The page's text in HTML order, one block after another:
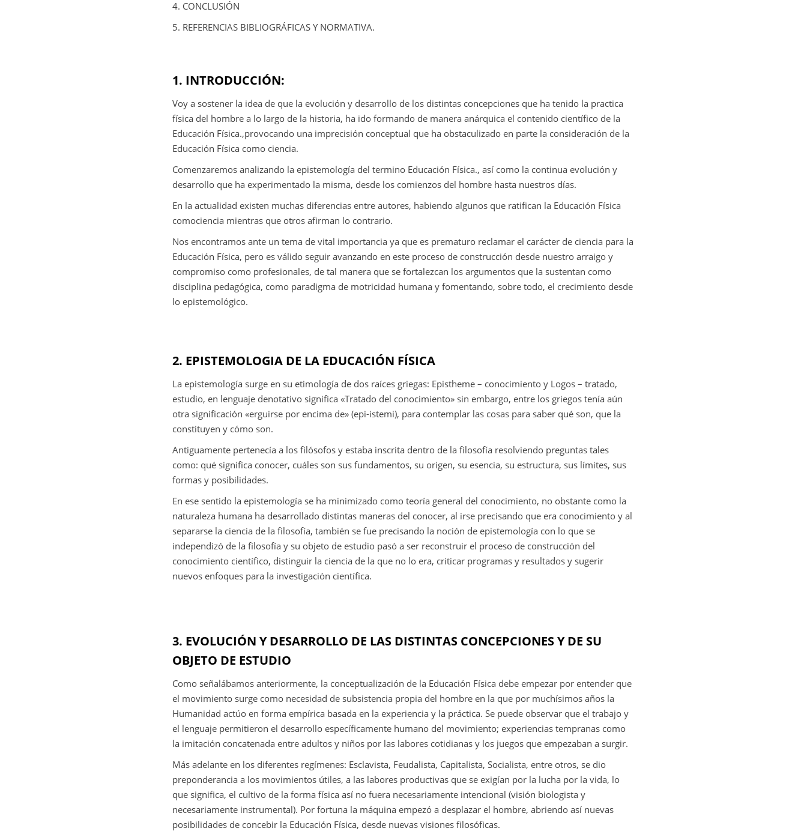
4. CONCLUSIÓN
5. REFERENCIAS BIBLIOGRÁFICAS Y NORMATIVA.
1. INTRODUCCIÓN:
Voy a sostener la idea de que la evolución y desarrollo de los distintas concepciones que ha tenido la practica
física del hombre a lo largo de la historia, ha ido formando de manera anárquica el contenido científico de la
Educación Física.,provocando una imprecisión conceptual que ha obstaculizado en parte la consideración de la
Educación Física como ciencia.
Comenzaremos analizando la epistemología del termino Educación Física., así como la continua evolución y
desarrollo que ha experimentado la misma, desde los comienzos del hombre hasta nuestros días.
En la actualidad existen muchas diferencias entre autores, habiendo algunos que ratifican la Educación Física
comociencia mientras que otros afirman lo contrario.
Nos encontramos ante un tema de vital importancia ya que es prematuro reclamar el carácter de ciencia para la
Educación Física, pero es válido seguir avanzando en este proceso de construcción desde nuestro arraigo y
compromiso como profesionales, de tal manera que se fortalezcan los argumentos que la sustentan como
disciplina pedagógica, como paradigma de motricidad humana y fomentando, sobre todo, el crecimiento desde
lo epistemológico.
2. EPISTEMOLOGIA DE LA EDUCACIÓN FÍSICA
La epistemología surge en su etimología de dos raíces griegas: Epistheme – conocimiento y Logos – tratado,
estudio, en lenguaje denotativo significa «Tratado del conocimiento» sin embargo, entre los griegos tenía aún
otra significación «erguirse por encima de» (epi-istemi), para contemplar las cosas para saber qué son, que la
constituyen y cómo son.
Antiguamente pertenecía a los filósofos y estaba inscrita dentro de la filosofía resolviendo preguntas tales
como: qué significa conocer, cuáles son sus fundamentos, su origen, su esencia, su estructura, sus límites, sus
formas y posibilidades.
En ese sentido la epistemología se ha minimizado como teoría general del conocimiento, no obstante como la
naturaleza humana ha desarrollado distintas maneras del conocer, al irse precisando que era conocimiento y al
separarse la ciencia de la filosofía, también se fue precisando la noción de epistemología con lo que se
independizó de la filosofía y su objeto de estudio pasó a ser reconstruir el proceso de construcción del
conocimiento científico, distinguir la ciencia de la que no lo era, criticar programas y resultados y sugerir
nuevos enfoques para la investigación científica.
3. EVOLUCIÓN Y DESARROLLO DE LAS DISTINTAS CONCEPCIONES Y DE SU
OBJETO DE ESTUDIO
Como señalábamos anteriormente, la conceptualización de la Educación Física debe empezar por entender que
el movimiento surge como necesidad de subsistencia propia del hombre en la que por muchísimos años la
Humanidad actúo en forma empírica basada en la experiencia y la práctica. Se puede observar que el trabajo y
el lenguaje permitieron el desarrollo específicamente humano del movimiento; experiencias tempranas como
la imitación concatenada entre adultos y niños por las labores cotidianas y los juegos que empezaban a surgir.
Más adelante en los diferentes regímenes: Esclavista, Feudalista, Capitalista, Socialista, entre otros, se dio
preponderancia a los movimientos útiles, a las labores productivas que se exigían por la lucha por la vida, lo
que significa, el cultivo de la forma física así no fuera necesariamente intencional (visión biologista y
necesariamente instrumental). Por fortuna la máquina empezó a desplazar el hombre, abriendo así nuevas
posibilidades de concebir la Educación Física, desde nuevas visiones filosóficas.